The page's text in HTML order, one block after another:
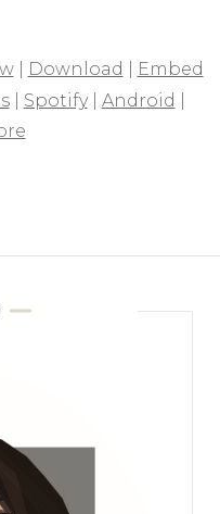
| Download
Embed
| Spotify| Android